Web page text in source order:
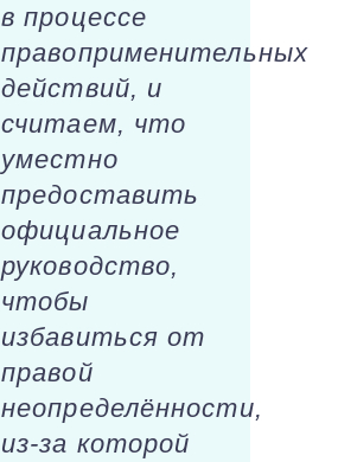
в процессе
правоприменительных
действий, и
считаем, что
уместно
предоставить
официальное
руководство,
чтобы
избавиться от
правой
неопределённости,
из-за которой